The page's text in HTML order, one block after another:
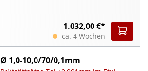
1.032,00 €*
ca. 4 Wochen
Ø 1,0-10,0/70/0,1mm